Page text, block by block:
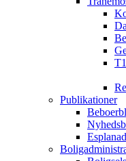
Publikationer